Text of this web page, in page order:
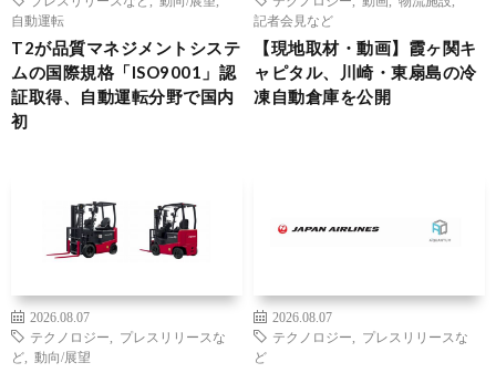
自動運転
T2が品質マネジメントシステ
ムの国際規格「ISO9001」認
証取得、自動運転分野で国内
初
記者会見など
【現地取材・動画】霞ヶ関キ
ャピタル、川崎・東扇島の冷
凍自動倉庫を公開
2026.08.07
テクノロジー
プレスリリースな
ど
動向/展望
2026.08.07
テクノロジー
プレスリリースな
ど